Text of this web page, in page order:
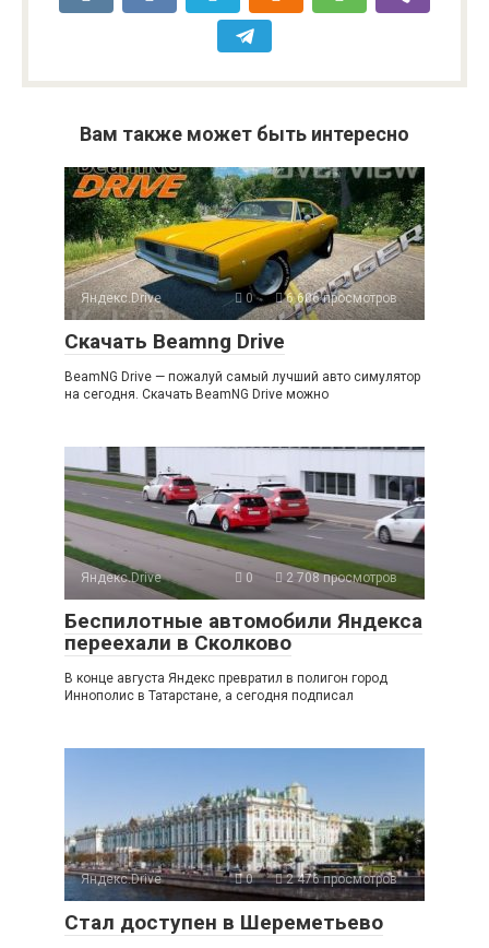
Вам также может быть интересно
Яндекс.Drive 0 6 606 просмотров
Скачать Beamng Drive
BeamNG Drive — пожалуй самый лучший авто симулятор
на сегодня. Скачать BeamNG Drive можно
Яндекс.Drive 0 2 708 просмотров
Беспилотные автомобили Яндекса
переехали в Сколково
В конце августа Яндекс превратил в полигон город
Иннополис в Татарстане, а сегодня подписал
Яндекс.Drive 0 2 476 просмотров
Стал доступен в Шереметьево